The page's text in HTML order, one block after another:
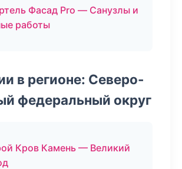
Фасад Pro — Санузлы и
работы
в регионе: Северо-
федеральный округ
Кров Камень — Великий